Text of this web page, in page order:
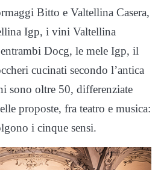
Bitto e Valtellina Casera,
Igp, i vini Valtellina
Docg, le mele Igp, il
cucinati secondo l’antica
sono oltre 50, differenziate
proposte, fra teatro e musica:
i cinque sensi.